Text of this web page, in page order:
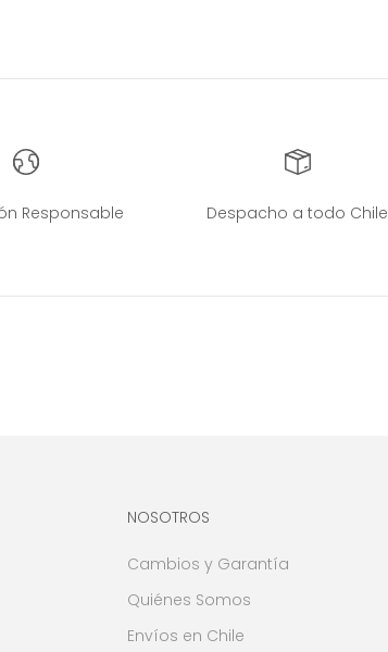
Responsable Despacho a todo Chile
NOSOTROS
Cambios y Garantía
Quiénes Somos
Envíos en Chile